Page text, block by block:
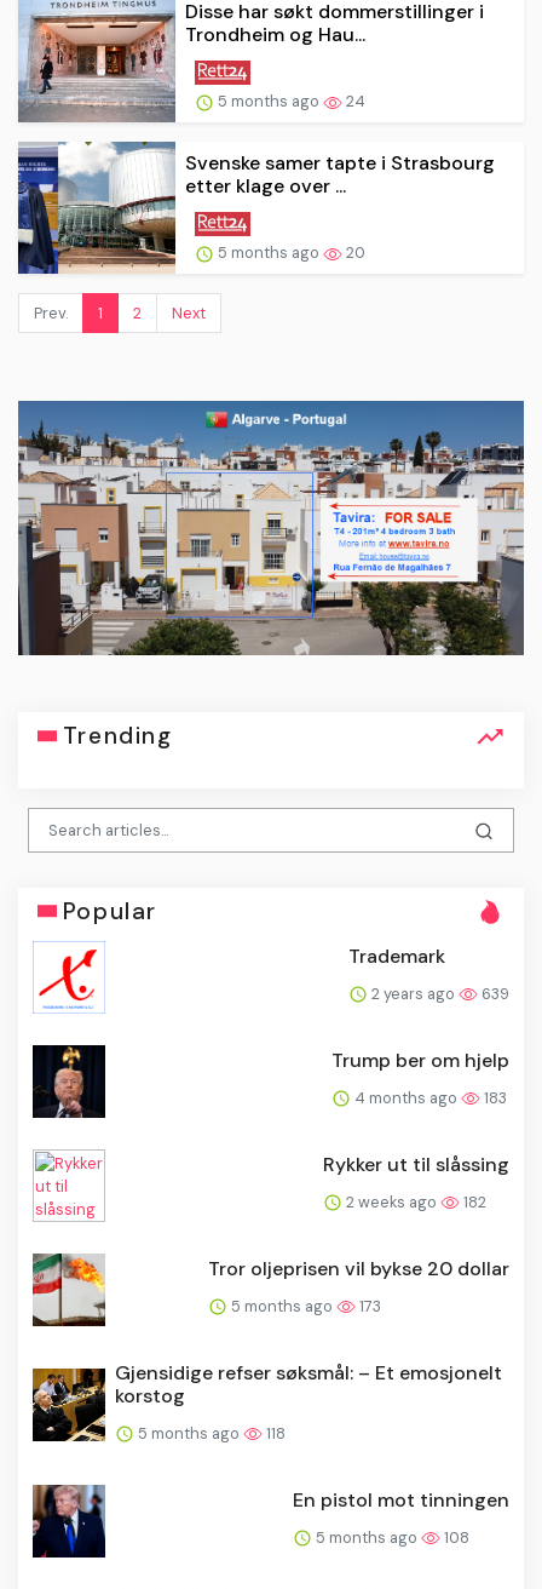
Disse har søkt dommerstillinger i
Trondheim og Hau...
5 months ago 24
Svenske samer tapte i Strasbourg
etter klage over ...
5 months ago 20
Prev. 1 2 Next
Trending
Popular
Trademark
2 years ago 639
Trump ber om hjelp
4 months ago 183
Rykker ut til slåssing
2 weeks ago 182
Tror oljeprisen vil bykse 20 dollar
5 months ago 173
Gjensidige refser søksmål: – Et emosjonelt
korstog
5 months ago 118
En pistol mot tinningen
5 months ago 108